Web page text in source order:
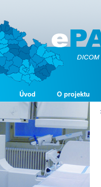
Úvod O projektu